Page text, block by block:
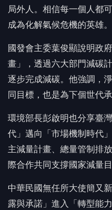
局外人。相信每一個人都
成為化解氣候危機的英雄。
國發會主委葉俊顯說明政
畫」，透過六大部門減碳
逐步完成減碳。他強調，
同目標，也是為下個世代
環境部長彭啟明也分享臺
代」邁向「市場機制時代
主減量計畫、總量管制排
際合作共同支撐國家減量目
中華民國無任所大使簡又
露與承諾」進入「轉型能